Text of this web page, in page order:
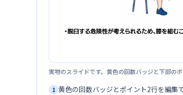
実物のスライドです。黄色の回数バッジと下部の
1 黄色の回数バッジとポイント2行を編集